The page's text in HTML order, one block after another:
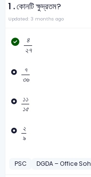
1 .কোনটি ক্ষুদ্রতম?
Updated: 3 months ago
৪
২৭
৪২
৭
৩৬
৭৩
১১
১৫
১১
২
৯
২৯
PSC DGDA – Office